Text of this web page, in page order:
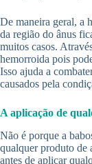
De maneira geral, a
da região do ânus
muitos casos.
hemorroida pois
Isso ajuda a
causados pela
A aplicação de
Não é porque a
qualquer produto de
antes de aplicar